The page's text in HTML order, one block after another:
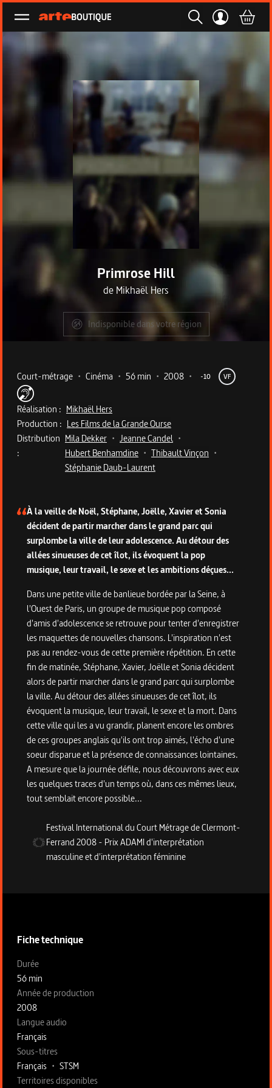
Ouvrir le menu
Primrose Hill
de Mikhaël Hers
Indisponible dans votre région
Metadata du programme
Court-métrage • Cinéma • 56 min • 2008 • -10 VF
Réalisation : Mikhaël Hers
Production : Les Films de la Grande Ourse
Distribution
:
Mila Dekker • Jeanne Candel •
Hubert Benhamdine • Thibault Vinçon •
Stéphanie Daub-Laurent
À la veille de Noël, Stéphane, Joëlle, Xavier et Sonia
décident de partir marcher dans le grand parc qui
surplombe la ville de leur adolescence. Au détour des
allées sinueuses de cet îlot, ils évoquent la pop
musique, leur travail, le sexe et les ambitions déçues...
Dans une petite ville de banlieue bordée par la Seine, à
l'Ouest de Paris, un groupe de musique pop composé
d'amis d'adolescence se retrouve pour tenter d'enregistrer
les maquettes de nouvelles chansons. L'inspiration n'est
pas au rendez-vous de cette première répétition. En cette
fin de matinée, Stéphane, Xavier, Joëlle et Sonia décident
alors de partir marcher dans le grand parc qui surplombe
la ville. Au détour des allées sinueuses de cet îlot, ils
évoquent la musique, leur travail, le sexe et la mort. Dans
cette ville qui les a vu grandir, planent encore les ombres
de ces groupes anglais qu'ils ont trop aimés, l'écho d'une
soeur disparue et la présence de connaissances lointaines.
A mesure que la journée défile, nous découvrons avec eux
les quelques traces d'un temps où, dans ces mêmes lieux,
tout semblait encore possible...
Festival International du Court Métrage de Clermont-
Ferrand2008- Prix ADAMI d'interprétation
masculine et d'interprétation féminine
Fiche technique
Fiche technique section gauche
Durée
56 min
Année de production
2008
Langue audio
Français
Sous-titres
Français • STSM
Territoires disponibles